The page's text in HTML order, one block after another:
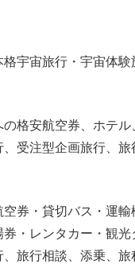
宇宙旅行・宇宙体
格安航空券、ホテ
受注型企画旅行、
券・貸切バス・運
・レンタカー・観
旅行相談、添乗、旅